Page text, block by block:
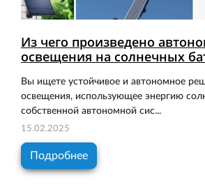
Из чего произведено
освещения на солнечных
Вы ищете устойчивое и автономное
освещения, использующее энергию
собственной автономной сис...
15.02.2025
Подробнее